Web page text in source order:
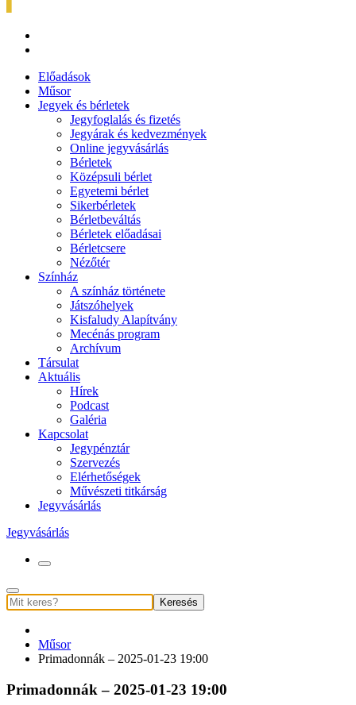
Előadások
Műsor
Jegyek és bérletek
Jegyfoglalás és fizetés
Jegyárak és kedvezmények
Online jegyvásárlás
Bérletek
Középsuli bérlet
Egyetemi bérlet
Sikerbérletek
Bérletbeváltás
Bérletek előadásai
Bérletcsere
Nézőtér
Színház
A színház története
Játszóhelyek
Kisfaludy Alapítvány
Mecénás program
Archívum
Társulat
Aktuális
Hírek
Podcast
Galéria
Kapcsolat
Jegypénztár
Szervezés
Elérhetőségek
Művészeti titkárság
Jegyvásárlás
Jegyvásárlás
Keresés
Műsor
Primadonnák – 2025-01-23 19:00
Primadonnák – 2025-01-23 19:00